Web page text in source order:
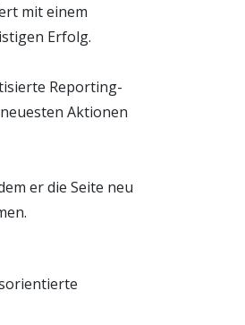
mit einem
Erfolg.
Reporting-
Aktionen
er die Seite neu